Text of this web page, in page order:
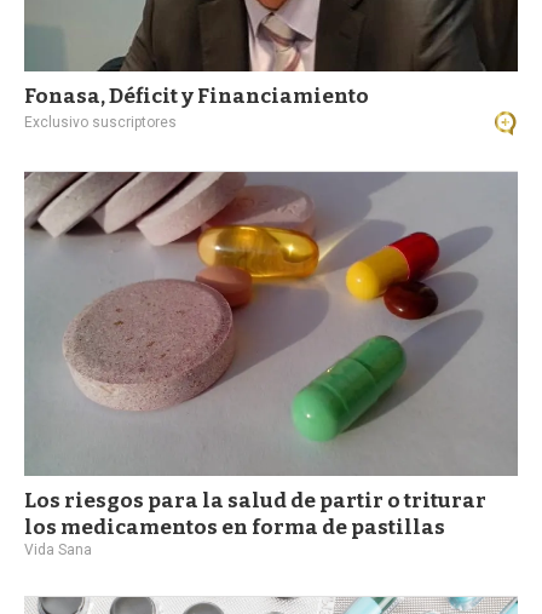
Fonasa, Déficit y Financiamiento
Exclusivo suscriptores
Los riesgos para la salud de partir o triturar
los medicamentos en forma de pastillas
Vida Sana